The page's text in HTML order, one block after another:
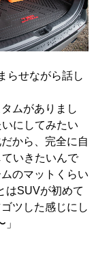
らせながら話し
ムがありまし
にしてみたい
から、完全に自
いきたいんで
のマットくらい
はSUVが初めて
ツした感じにし